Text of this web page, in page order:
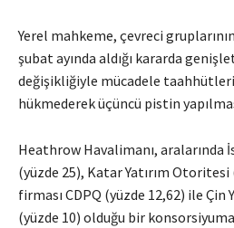
Yerel mahkeme, çevreci
şubat ayında aldığı kararda
değişikliğiyle mücadele
hükmederek üçüncü pistin
Heathrow Havalimanı, aralarında
(yüzde 25), Katar Yatırım Otoritesi
firması CDPQ (yüzde 12,62) ile Çin
(yüzde 10) olduğu bir